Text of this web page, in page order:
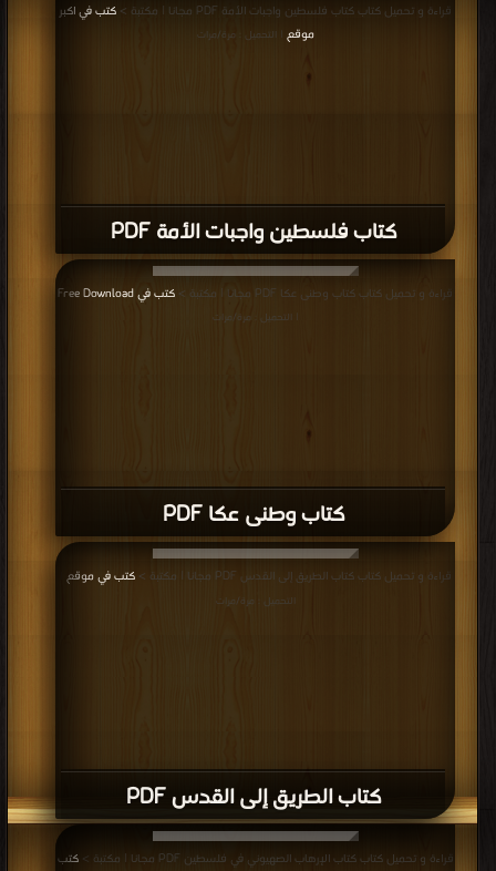
كتاب فلسطين واجبات الأمة PDF
قراءة و تحميل كتاب كتاب فلسطين واجبات الأمة PDF مجانا | مكتبة >
كتب في اكبر
موقع
| التحميل : مرة/مرات
كتاب وطنى عكا PDF
قراءة و تحميل كتاب كتاب وطنى عكا PDF مجانا | مكتبة > كتب في Free Download
| التحميل : مرة/مرات
كتاب الطريق إلى القدس PDF
قراءة و تحميل كتاب كتاب الطريق إلى القدس PDF مجانا | مكتبة > كتب في موقع
التحميل : مرة/مرات
قراءة و تحميل كتاب كتاب الإرهاب الصهيوني في فلسطين PDF مجانا | مكتبة >
كتب